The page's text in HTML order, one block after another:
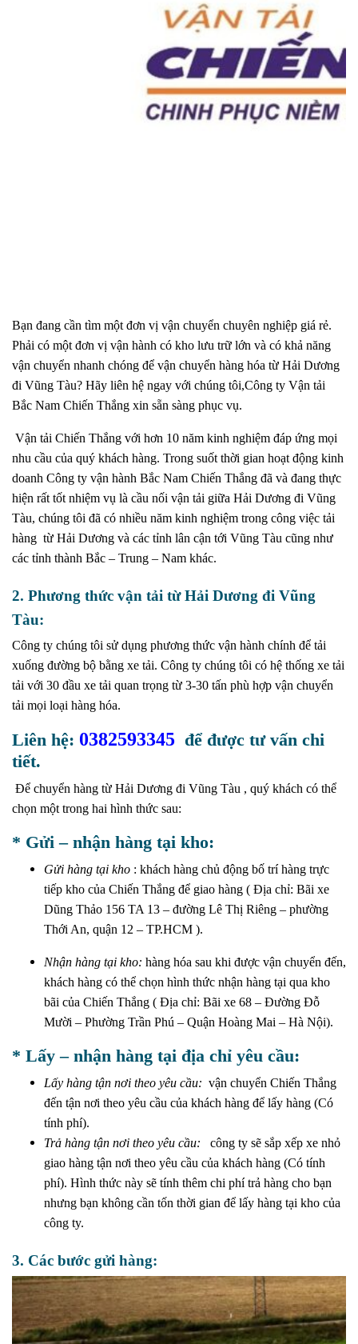
Bạn đang cần tìm một đơn vị vận chuyển chuyên nghiệp giá rẻ.
Phải có một đơn vị vận hành có kho lưu trữ lớn và có khả năng
vận chuyển nhanh chóng để vận chuyển hàng hóa từ Hải Dương
đi Vũng Tàu? Hãy liên hệ ngay với chúng tôi,Công ty Vận tải
Bắc Nam Chiến Thắng xin sẵn sàng phục vụ.
Vận tải Chiến Thắng với hơn 10 năm kinh nghiệm đáp ứng mọi
nhu cầu của quý khách hàng. Trong suốt thời gian hoạt động kinh
doanh Công ty vận hành Bắc Nam Chiến Thắng đã và đang thực
hiện rất tốt nhiệm vụ là cầu nối vận tải giữa Hải Dương đi Vũng
Tàu, chúng tôi đã có nhiều năm kinh nghiệm trong công việc tải
hàng từ Hải Dương và các tỉnh lân cận tới Vũng Tàu cũng như
các tỉnh thành Bắc – Trung – Nam khác.
2. Phương thức vận tải từ Hải Dương đi Vũng
Tàu:
Công ty chúng tôi sử dụng phương thức vận hành chính để tải
xuống đường bộ bằng xe tải. Công ty chúng tôi có hệ thống xe tải
tải với 30 đầu xe tải quan trọng từ 3-30 tấn phù hợp vận chuyển
tải mọi loại hàng hóa.
Liên hệ: 0382593345 để được tư vấn chi
tiết.
Để chuyển hàng từ Hải Dương đi Vũng Tàu , quý khách có thể
chọn một trong hai hình thức sau:
* Gửi – nhận hàng tại kho:
Gửi hàng tại kho : khách hàng chủ động bố trí hàng trực
tiếp kho của Chiến Thắng để giao hàng ( Địa chỉ: Bãi xe
Dũng Thảo 156 TA 13 – đường Lê Thị Riêng – phường
Thới An, quận 12 – TP.HCM ).
Nhận hàng tại kho: hàng hóa sau khi được vận chuyển đến,
khách hàng có thể chọn hình thức nhận hàng tại qua kho
bãi của Chiến Thắng ( Địa chỉ: Bãi xe 68 – Đường Đỗ
Mười – Phường Trần Phú – Quận Hoàng Mai – Hà Nội).
* Lấy – nhận hàng tại địa chỉ yêu cầu:
Lấy hàng tận nơi theo yêu cầu: vận chuyển Chiến Thắng
đến tận nơi theo yêu cầu của khách hàng để lấy hàng (Có
tính phí).
Trả hàng tận nơi theo yêu cầu: công ty sẽ sắp xếp xe nhỏ
giao hàng tận nơi theo yêu cầu của khách hàng (Có tính
phí). Hình thức này sẽ tính thêm chi phí trả hàng cho bạn
nhưng bạn không cần tốn thời gian để lấy hàng tại kho của
công ty.
3. Các bước gửi hàng: